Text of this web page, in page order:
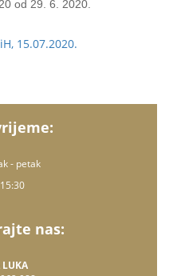
od 29. 6. 2020.
15.07.2020.
- petak
nas:
LUKA